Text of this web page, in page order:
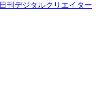
日刊デジタルクリエイター